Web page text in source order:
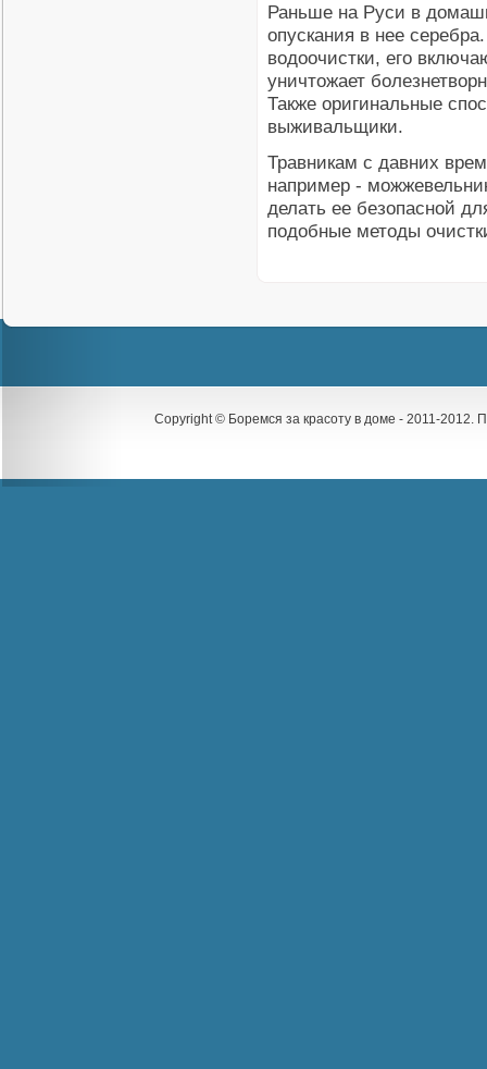
Раньше на Руси в
опускания в нее
водоочистки, его
уничтожает
Также оригинальные
выживальщики.
Травникам с давних
например -
делать ее безопасной
подобные методы
Copyright © Боремся за красоту в доме - 2011-2012.